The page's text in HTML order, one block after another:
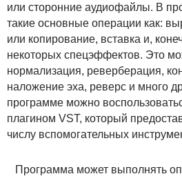
или сторонние аудиофайлы. В
такие основные операции как:
или копирование, вставка и,
некоторых спецэффектов. Это
нормализация, реверберация,
наложение эха, реверс и много
программе можно
плагином VST, который
числу вспомогательных
Программа может выполнять